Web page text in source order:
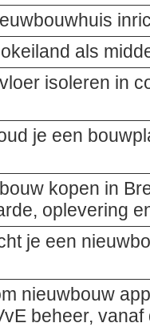
als
isoleren in
je een
kopen in
oplevering
je een
nieuwbouw
beheer, vanaf